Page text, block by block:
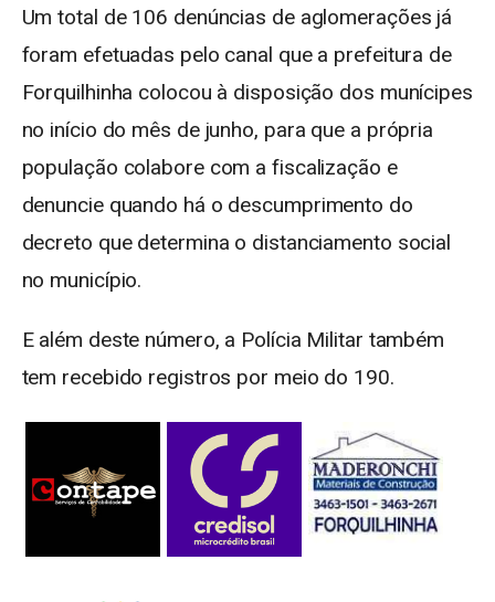
Um total de 106 denúncias de aglomerações já
foram efetuadas pelo canal que a prefeitura de
Forquilhinha colocou à disposição dos munícipes
no início do mês de junho, para que a própria
população colabore com a fiscalização e
denuncie quando há o descumprimento do
decreto que determina o distanciamento social
no município.
E além deste número, a Polícia Militar também
tem recebido registros por meio do 190.